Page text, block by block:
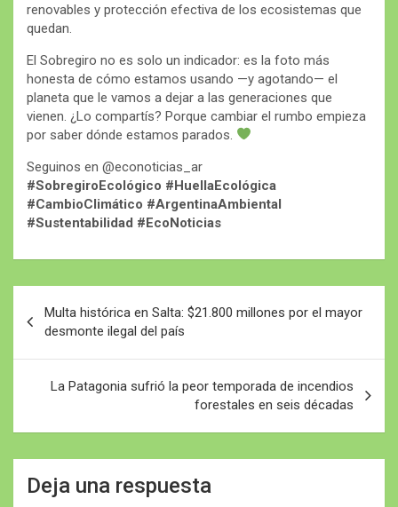
renovables y protección efectiva de los ecosistemas que
quedan.
El Sobregiro no es solo un indicador: es la foto más
honesta de cómo estamos usando —y agotando— el
planeta que le vamos a dejar a las generaciones que
vienen. ¿Lo compartís? Porque cambiar el rumbo empieza
por saber dónde estamos parados.
Seguinos en @econoticias_ar
#SobregiroEcológico #HuellaEcológica
#CambioClimático #ArgentinaAmbiental
#Sustentabilidad #EcoNoticias
de
entradas
Multa histórica en Salta: $21.800 millones por el mayor
desmonte ilegal del país
La Patagonia sufrió la peor temporada de incendios
forestales en seis décadas
Deja una respuesta